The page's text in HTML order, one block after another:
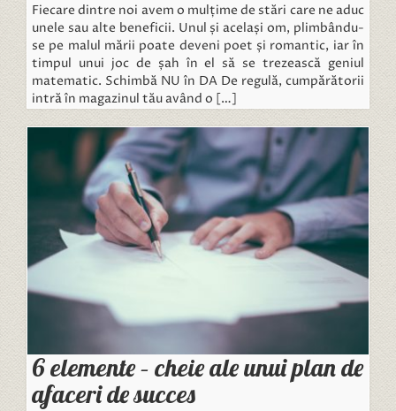
Fiecare dintre noi avem o mulțime de stări care ne aduc
unele sau alte beneficii. Unul și același om, plimbându-
se pe malul mării poate deveni poet și romantic, iar în
timpul unui joc de șah în el să se trezească geniul
matematic. Schimbă NU în DA De regulă, cumpărătorii
intră în magazinul tău având o […]
6 elemente – cheie ale unui plan de
afaceri de succes